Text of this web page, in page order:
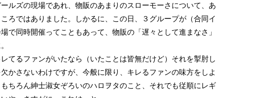
ルズの現場であれ、物販のあまりのスローモーさについて、あ
ろではありました。しかるに、この日、３グループが（合同イ
で同時開催ってこともあって、物販の「遅々として進まなさ」
てるファンがいたなら（いたことは皆無だけど）それを掣肘し
かさないわけですが、今般に限り、キレるファンの味方をしよ
ちろん紳士淑女ぞろいのハロヲタのこと、それでも従順にレギ